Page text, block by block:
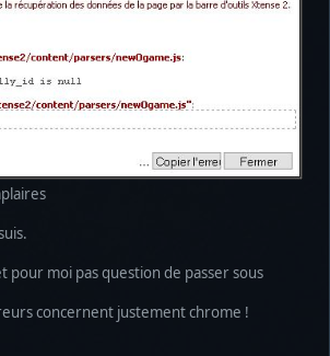
pour moi pas question de passer sous
concernent justement chrome !